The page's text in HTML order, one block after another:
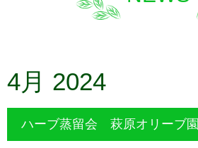
4月 2024
ハーブ蒸留会 萩原オリーブ園